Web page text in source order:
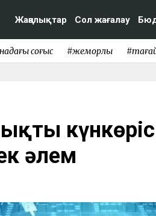
Жаңалықтар Сол жағалау
соғыс #жемқорлық
әлем